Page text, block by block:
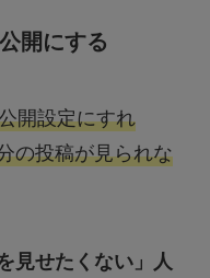
開にする
開設定にすれ
の投稿が見られな
見せたくない」人